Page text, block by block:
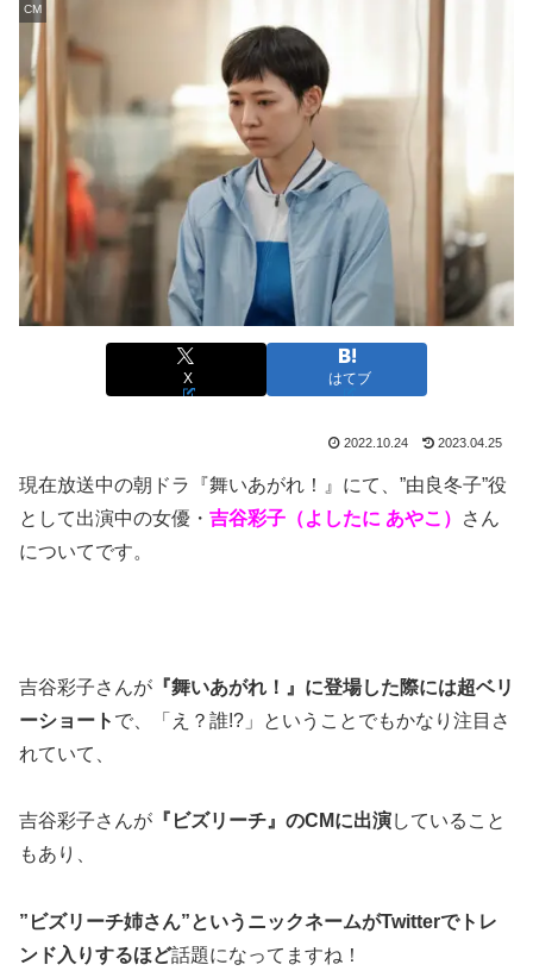
CM
X はてブ
2022.10.24 2023.04.25
現在放送中の朝ドラ『舞いあがれ！』にて、”由良冬子”役
として出演中の女優・ 吉谷彩子（よしたに あやこ）
さん
についてです。
吉谷彩子さんが 『舞いあがれ！』に登場した際には超ベリ
ーショート で、「え？誰!?」ということでもかなり注目さ
れていて、
吉谷彩子さんが 『ビズリーチ』のCMに出演していること
もあり、
”ビズリーチ姉さん”というニックネームがTwitterでトレ
ンド入りするほど話題になってますね！